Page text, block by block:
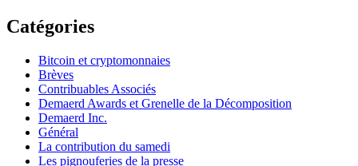
Catégories
Bitcoin et cryptomonnaies
Brèves
Contribuables Associés
Demaerd Awards et Grenelle de la Décomposition
Demaerd Inc.
Général
La contribution du samedi
Les pignouferies de la presse